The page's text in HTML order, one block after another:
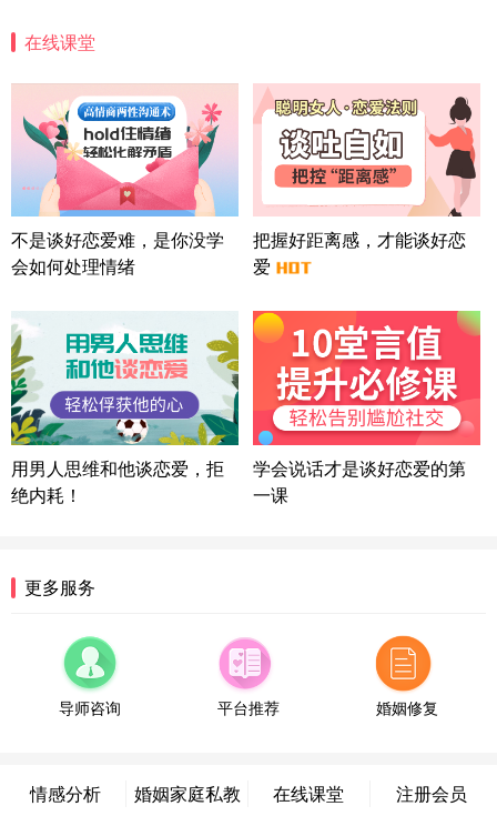
情感方案
北京-朝阳 151****3189
22分钟前
微信用户 巧?媚儿 通过此页面咨询，已获得专属情感
方案
上海-浦东 177****9074
56分钟前
微信用户 Liberty 通过此页面咨询，已获得专属情感
方案
广东-广州 188****5632
湖北-武汉 135****7410
41分钟前
微信用户 困困魚? 通过此页面咨询，已获得专属情感
方案
陕西-西安 139****6283
3分钟前
情感方案
浙江-宁波 150****8921
福建-厦门 159****4462
53分钟前
微信用户 凌乱小羊 通过此页面咨询，已获得专属情
辽宁-大连 176****2843
39分钟前
在线课堂
不是谈好恋爱难，是你没学
会如何处理情绪
把握好距离感，才能谈好恋
爱
用男人思维和他谈恋爱，拒
绝内耗！
学会说话才是谈好恋爱的第
一课
更多服务
导师咨询 平台推荐 婚姻修复
情感分析 婚姻家庭私教 在线课堂 注册会员